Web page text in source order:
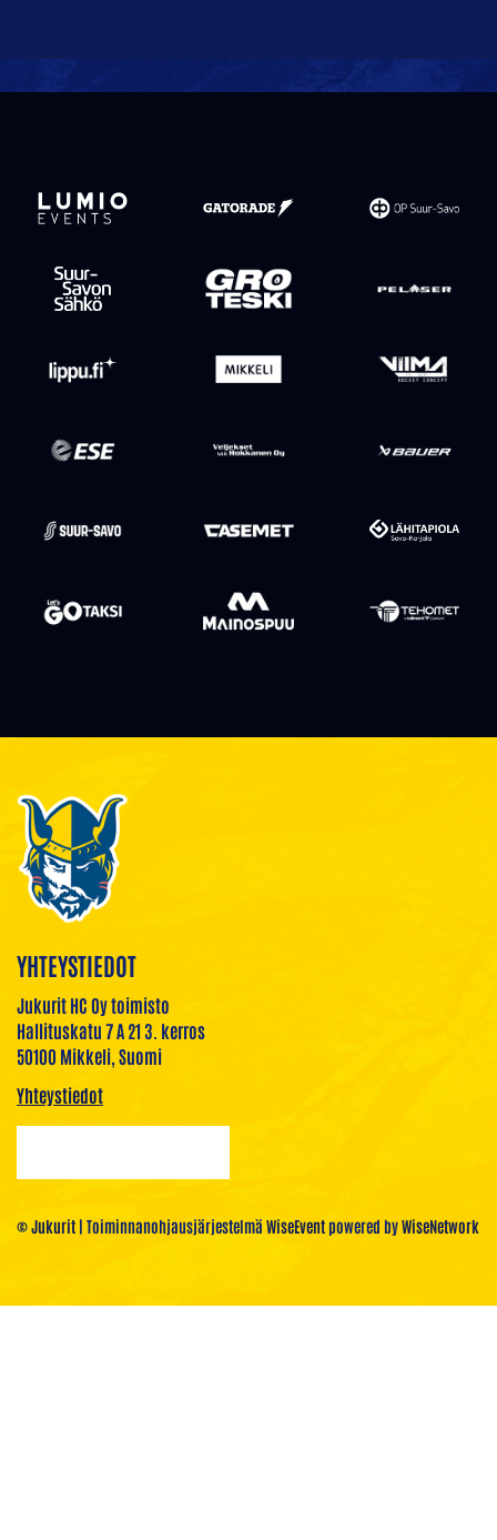
YHTEYSTIEDOT
Jukurit HC Oy toimisto
Hallituskatu 7 A 21 3. kerros
50100 Mikkeli, Suomi
Yhteystiedot
© Jukurit | Toiminnanohjausjärjestelmä WiseEventpowered byWiseNetwork